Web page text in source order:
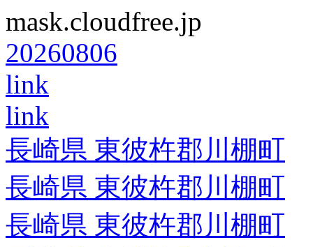
mask.cloudfree.jp
20260806
link
link
長崎県 東彼杵郡川棚町
長崎県 東彼杵郡川棚町
長崎県 東彼杵郡川棚町